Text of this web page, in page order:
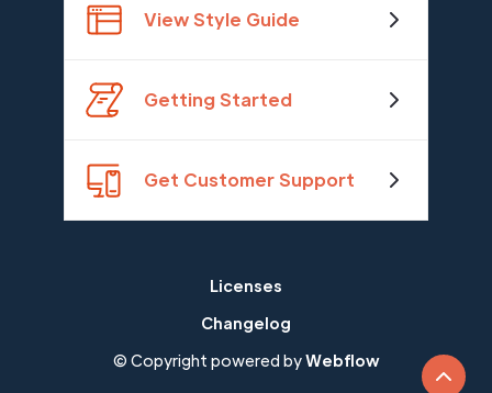
View Style Guide
Getting Started
Get Customer Support
Licenses
Changelog
© Copyright powered byWebflow